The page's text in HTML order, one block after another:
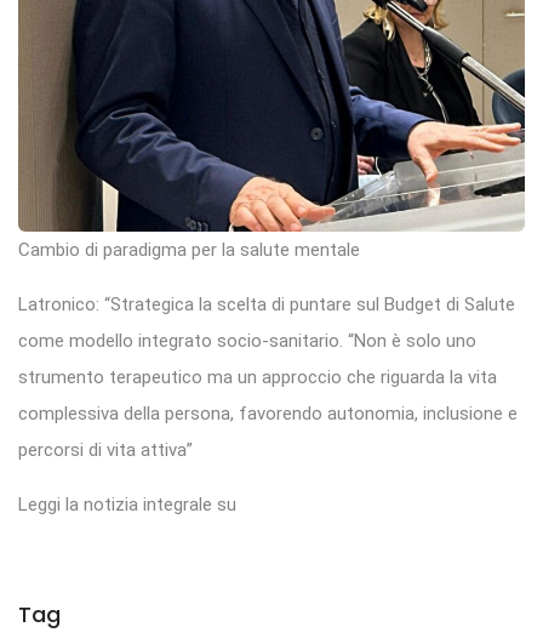
Cambio di paradigma per la salute mentale
Latronico: “Strategica la scelta di puntare sul Budget di Salute
come modello integrato socio-sanitario. “Non è solo uno
strumento terapeutico ma un approccio che riguarda la vita
complessiva della persona, favorendo autonomia, inclusione e
percorsi di vita attiva”
Leggi la notizia integrale su
Tag